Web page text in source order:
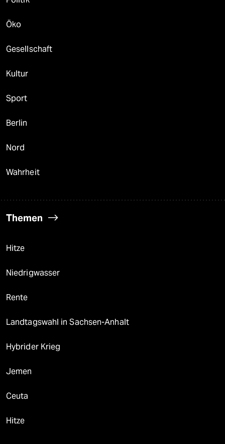
Öko
Gesellschaft
Kultur
Sport
Berlin
Nord
Wahrheit
Themen
Hitze
Niedrigwasser
Rente
Landtagswahl in Sachsen-Anhalt
Hybrider Krieg
Jemen
Ceuta
Hitze